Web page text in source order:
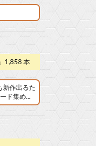
1,858 本
新作出るた
ド集め...